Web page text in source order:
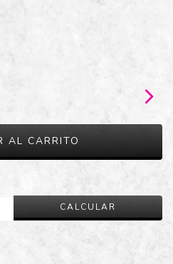
CALCULAR